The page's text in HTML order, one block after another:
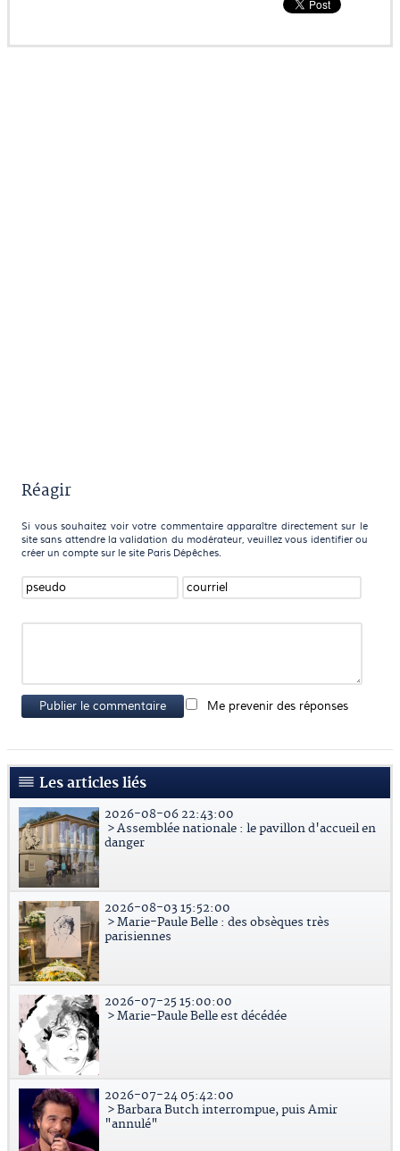
Réagir
Si vous souhaitez voir votre commentaire apparaître directement sur le
site sans attendre la validation du modérateur, veuillez vous identifier ou
créer un compte sur le site Paris Dépêches.
Publier le commentaire Me prevenir des réponses
Les articles liés
2026-08-06 22:43:00
> Assemblée nationale : le pavillon d'accueil en
danger
2026-08-03 15:52:00
> Marie-Paule Belle : des obsèques très
parisiennes
2026-07-25 15:00:00
> Marie-Paule Belle est décédée
2026-07-24 05:42:00
> Barbara Butch interrompue, puis Amir
"annulé"